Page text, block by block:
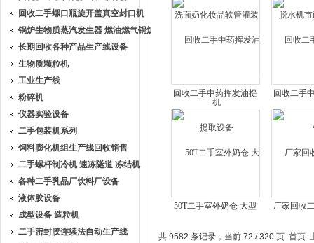
回收二手螺口瓶旋开盖真空封口机
锅炉生物质蒸汽发生器 燃油燃气锅炉
长期回收各种产品生产线设备
生物质颗粒机
工业生产线
粉碎机
仪器实验设备
二手包装机系列
饲料膨化机组生产线回收销售
二手螺杆制冷机 速冻隧道 冻结机
各种二手乳品厂饮料厂设备
液体胶设备
成型设备 造粒机
二手密封胶连续法自动生产线
回收二手中药挥发油提
取设备
回收二手
50T二手室外奶仓 大型
厂家回收
共 9582 条记录，当前 72 / 320 页 首页